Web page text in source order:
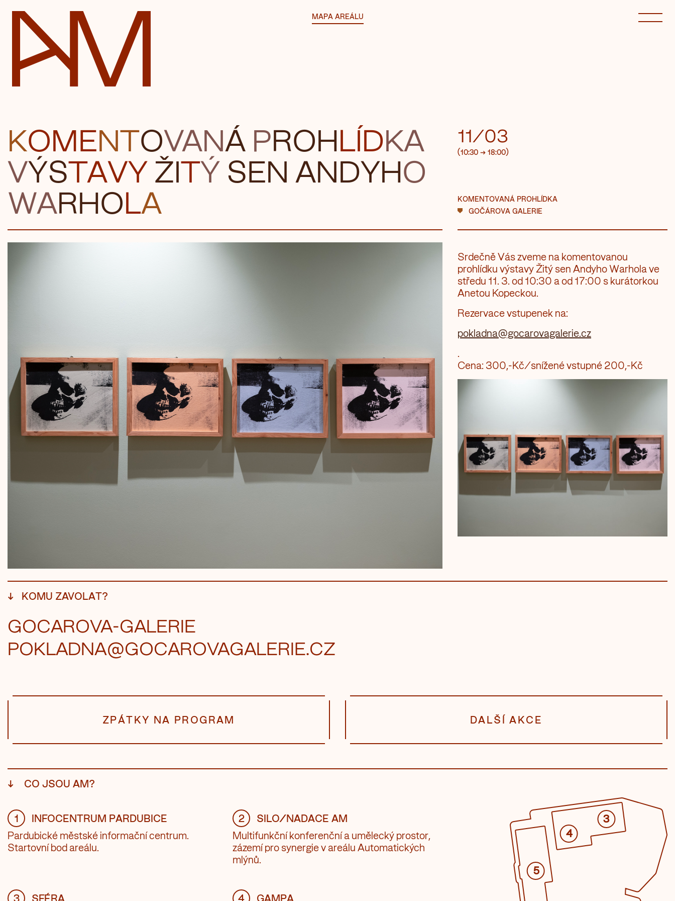
Automatické mlýny MAPA AREÁLU
KOMENTOVANÁ PROHLÍDKA
VÝSTAVY ŽITÝ SEN ANDYHO
WARHOLA
11/03
(10:30 → 18:00)
KOMENTOVANÁ PROHLÍDKA
GOČÁROVA GALERIE
Srdečně Vás zveme na komentovanou
prohlídku výstavy Žitý sen Andyho Warhola ve
středu 11. 3. od 10:30 a od 17:00 s kurátorkou
Anetou Kopeckou.
Rezervace vstupenek na:
pokladna@gocarovagalerie.cz
Cena: 300,-Kč/snížené vstupné 200,-Kč
↓ KOMU ZAVOLAT?
GOCAROVA-GALERIE
POKLADNA@GOCAROVAGALERIE.CZ
ZPÁTKY NA PROGRAM DALŠÍ AKCE
↓ CO JSOU AM?
1
INFOCENTRUM PARDUBICE
Pardubické městské informační centrum.
Startovní bod areálu.
2
SILO/NADACE AM
Multifunkční konferenční a umělecký prostor,
zázemí pro synergie v areálu Automatických
mlýnů.
3 SFÉRA 4 GAMPA
5
4
3